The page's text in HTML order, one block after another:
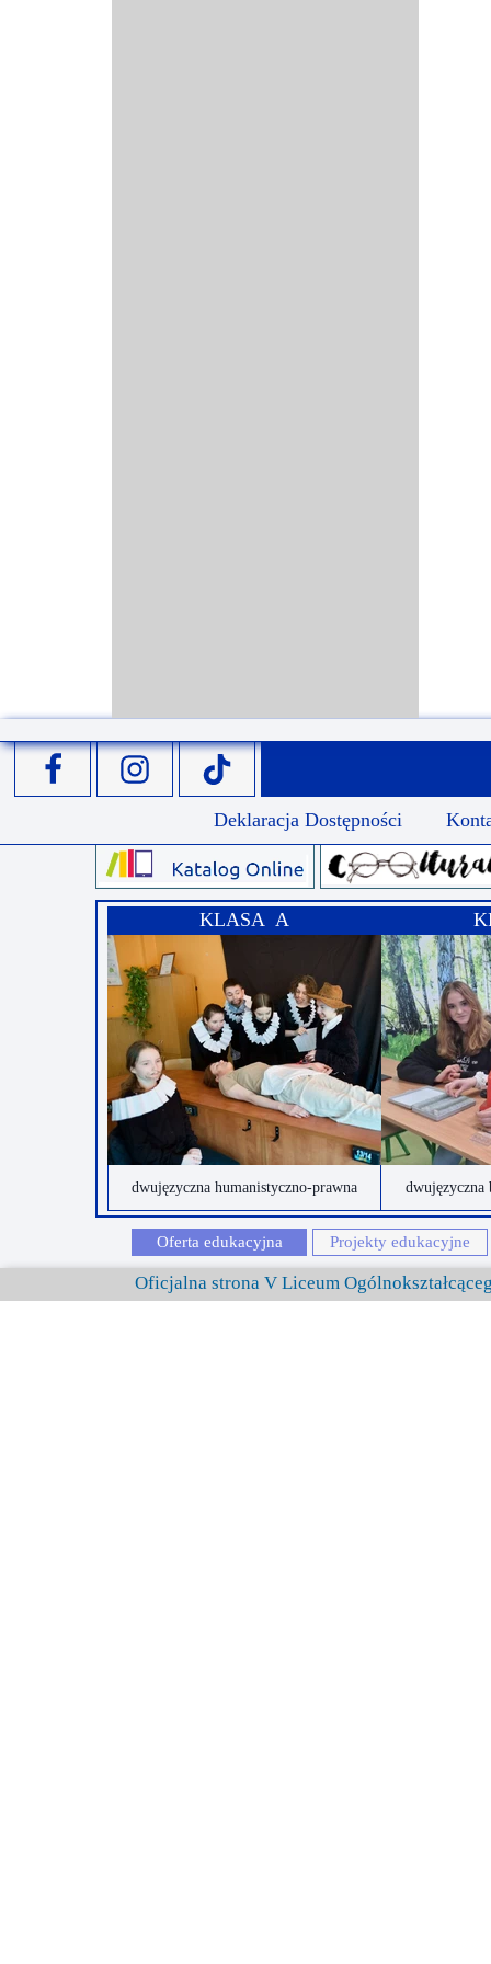
KLASA A
dwujęzyczna
dwujęzyczna humanistyczno-prawna
Deklaracja Dostępności
Projekty edukacyjne
Oferta edukacyjna
Oficjalna strona V Liceum